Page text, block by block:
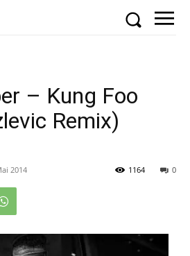
– Kung Foo
Remix)
2014 0
1164